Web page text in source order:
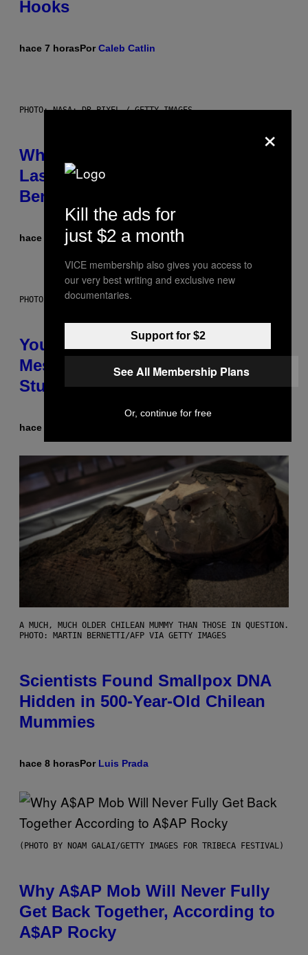
Hooks
hace 7 horasPorCaleb Catlin
PHOTO: NASA; DR PIXEL / GETTY IMAGES
Why NASA Wants to Send a
Laser-Powered Drone Into Caves
Beneath the Moon
hace 8 horasPorLuis Prada
PHOTO: BATUHAN TOKER / GETTY IMAGES
Your Desk Height Could Be
Messing With Your Brain, New
Study Finds
hace 8 horas
A MUCH, MUCH OLDER CHILEAN MUMMY THAN THOSE IN QUESTION.
PHOTO: MARTIN BERNETTI/AFP VIA GETTY IMAGES
Scientists Found Smallpox DNA
Hidden in 500-Year-Old Chilean
Mummies
hace 8 horasPor Luis Prada
(PHOTO BY NOAM GALAI/GETTY IMAGES FOR TRIBECA FESTIVAL)
Why A$AP Mob Will Never Fully
Get Back Together, According to
A$AP Rocky
×
Kill the ads for
just $2 a month
VICE membership also gives you access to
our very best writing and exclusive new
documentaries.
Support for $2
See All Membership Plans
Or, continue for free